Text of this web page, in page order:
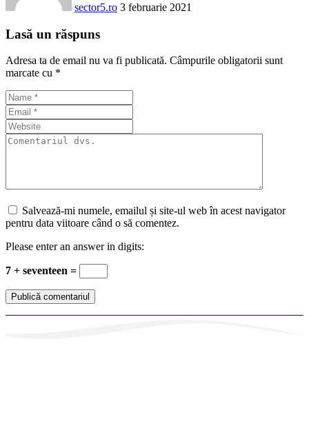
sector5.ro 3 februarie 2021
Lasă un răspuns
Adresa ta de email nu va fi publicată. Câmpurile obligatorii sunt
marcate cu *
Salvează-mi numele, emailul și site-ul web în acest navigator
pentru data viitoare când o să comentez.
Please enter an answer in digits:
7 + seventeen =